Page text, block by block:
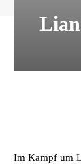
Im Kampf um